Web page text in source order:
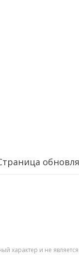
характер и не